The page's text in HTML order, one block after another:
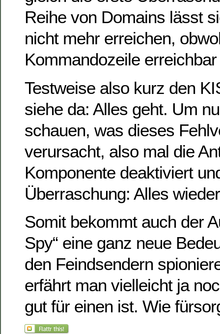
Reihe von Domains lässt
nicht mehr erreichen,
Kommandozeile
Testweise also kurz den
siehe da: Alles geht. Um
schauen, was dieses
verursacht, also mal die
Komponente deaktiviert
Überraschung: Alles
Somit bekommt auch der
Spy“ eine ganz neue
den Feindsendern
erfährt man vielleicht ja
gut für einen ist. Wie